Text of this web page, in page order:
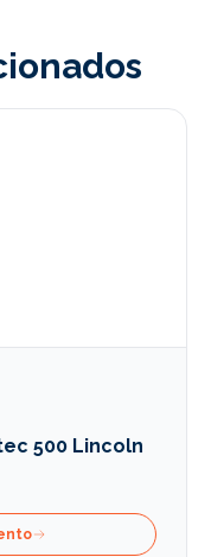
500 Lincoln